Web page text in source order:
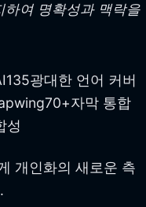
하여 명확성과 맥락을
광대한 언어 커버
자막 통합
성
개인화의 새로운 측